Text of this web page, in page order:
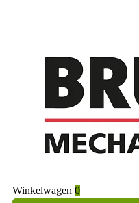
Winkelwagen 0